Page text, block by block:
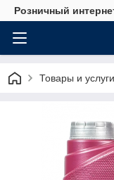
Розничный
Товары и услуги